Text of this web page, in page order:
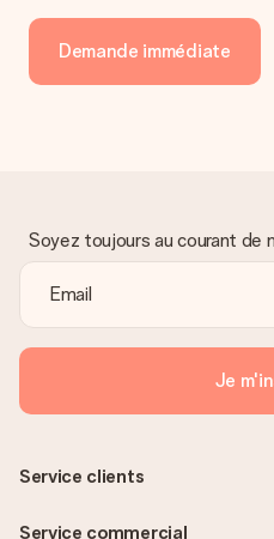
Demande immédiate
Soyez toujours au courant de
Je
Service clients
Service commercial